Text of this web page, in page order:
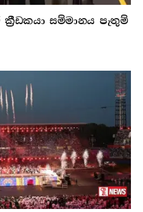
සම්මානය පැතුම්